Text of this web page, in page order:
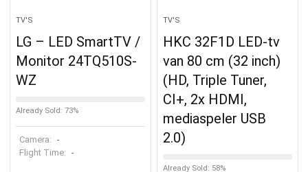
TV'S
LG – LED SmartTV /
Monitor 24TQ510S-
WZ
Already Sold: 73%
Camera: -
Flight Time: -
TV'S
HKC 32F1D LED-tv
van 80 cm (32 inch)
(HD, Triple Tuner,
CI+, 2x HDMI,
mediaspeler USB
2.0)
Already Sold: 58%